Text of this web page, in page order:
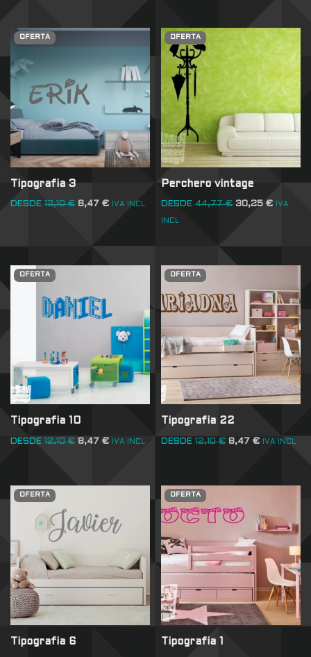
OFERTA
Tipografia 3
DESDE 12,10€ 8,47 € IVA INCL
OFERTA
Perchero vintage
DESDE 44,77€ 30,25€ IVA
INCL
OFERTA
Tipografia 10
DESDE 12,10€ 8,47 € IVA INCL
OFERTA
Tipografia 22
DESDE 12,10€ 8,47€ IVA INCL
OFERTA
Tipografia 6
OFERTA
Tipografia 1